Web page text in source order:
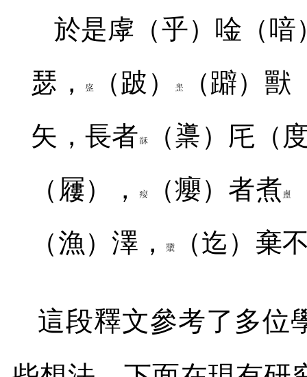
於是虖（乎）唫（喑
瑟，
（跛）
（躃）
矢，長者 （䆃）厇（
（屨），
（癭）者煮
（漁）澤，
（迄）棄
這段釋文參考了多位